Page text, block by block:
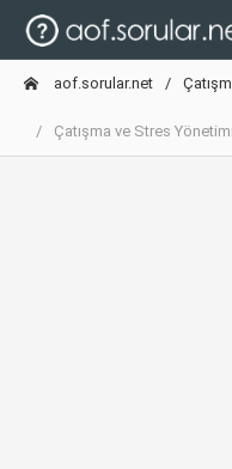
aof.sorular.net
Çatışma ve Stres